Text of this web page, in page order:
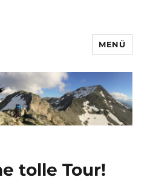
MENÜ
tolle Tour!